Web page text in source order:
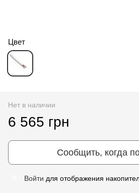
Цвет
Нет в наличии
6 565 грн
Сообщить, когда
Войти для отображения